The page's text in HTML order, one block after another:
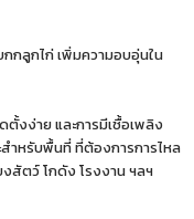
กกลูกไก่ เพิ่มความอบอุ่นใน
งง่าย และการมีเชื้อเพลิง
สำหรับพื้นที่ ที่ต้องการการไหล
งสัตว์ โกดัง โรงงาน ฯลฯ